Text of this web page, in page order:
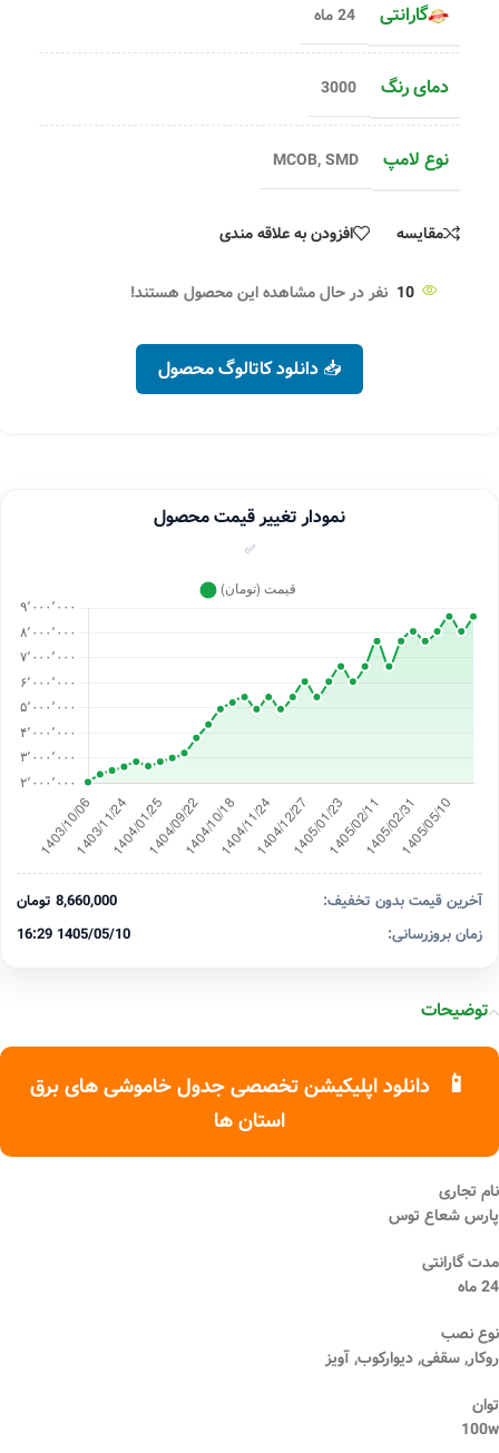
گارانتی 24 ماه
دمای رنگ 3000
نوع لامپ MCOB,SMD
مقایسه افزودن به علاقه مندی
10 نفر در حال مشاهده این محصول هستند!
📥 دانلود کاتالوگ محصول
نمودار تغییر قیمت محصول
✅
آخرین قیمت بدون تخفیف:
8,660,000 تومان
زمان بروزرسانی:
1405/05/10 16:29
توضیحات
📱
دانلود اپلیکیشن تخصصی جدول خاموشی های برق
استان ها
نام تجاری
پارس شعاع توس
مدت گارانتی
24 ماه
نوع نصب
روکار, سقفی, دیوارکوب, آویز
توان
100w